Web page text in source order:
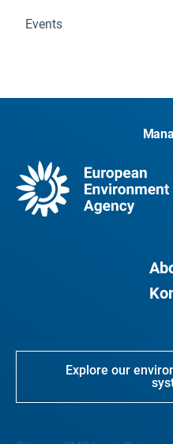
Events
Explore our